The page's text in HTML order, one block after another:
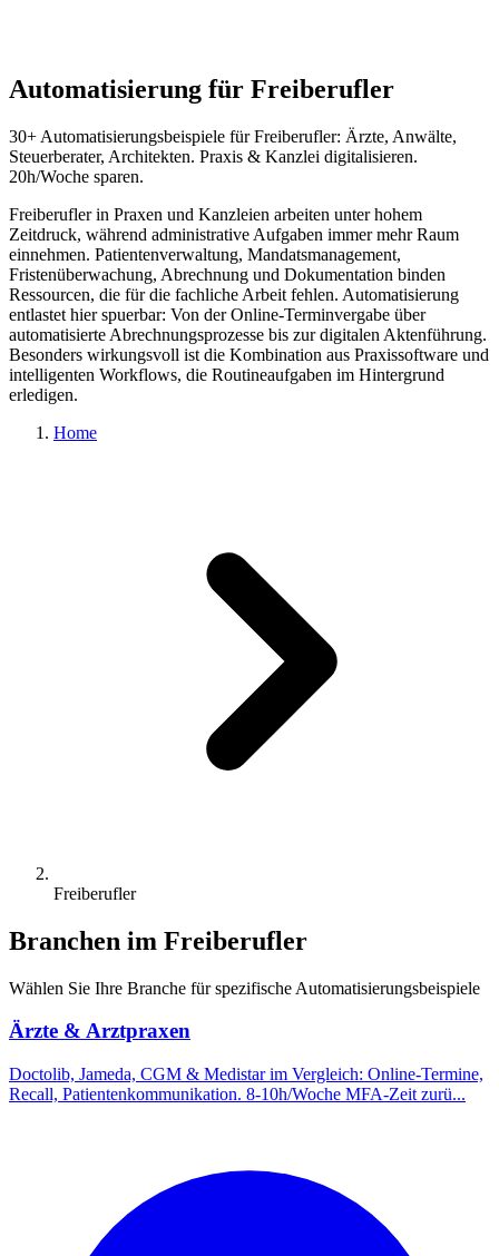
Automatisierung für Freiberufler
30+ Automatisierungsbeispiele für Freiberufler: Ärzte, Anwälte,
Steuerberater, Architekten. Praxis & Kanzlei digitalisieren.
20h/Woche sparen.
Freiberufler in Praxen und Kanzleien arbeiten unter hohem
Zeitdruck, während administrative Aufgaben immer mehr Raum
einnehmen. Patientenverwaltung, Mandatsmanagement,
Fristenüberwachung, Abrechnung und Dokumentation binden
Ressourcen, die für die fachliche Arbeit fehlen. Automatisierung
entlastet hier spuerbar: Von der Online-Terminvergabe über
automatisierte Abrechnungsprozesse bis zur digitalen Aktenführung.
Besonders wirkungsvoll ist die Kombination aus Praxissoftware und
intelligenten Workflows, die Routineaufgaben im Hintergrund
erledigen.
Home
Freiberufler
Branchen im Freiberufler
Wählen Sie Ihre Branche für spezifische Automatisierungsbeispiele
Ärzte & Arztpraxen
Doctolib, Jameda, CGM & Medistar im Vergleich: Online-Termine,
Recall, Patientenkommunikation. 8-10h/Woche MFA-Zeit zurü...